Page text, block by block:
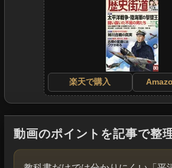
楽天で購入
動画のポイントを記事で整